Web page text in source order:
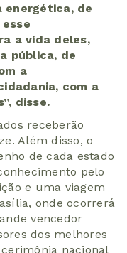
energética, de
a vida deles,
pública, de
a
com a
disse.
receberão
Além disso, o
de cada estado
pelo
e uma viagem
onde ocorrerá
vencedor
dos melhores
nacional